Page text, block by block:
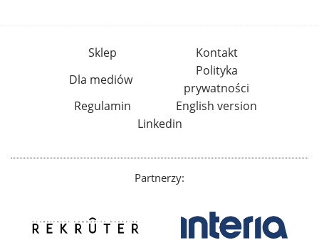
Sklep
Kontakt
Dla mediów
Polityka
prywatności
Regulamin
English version
Linkedin
Partnerzy: